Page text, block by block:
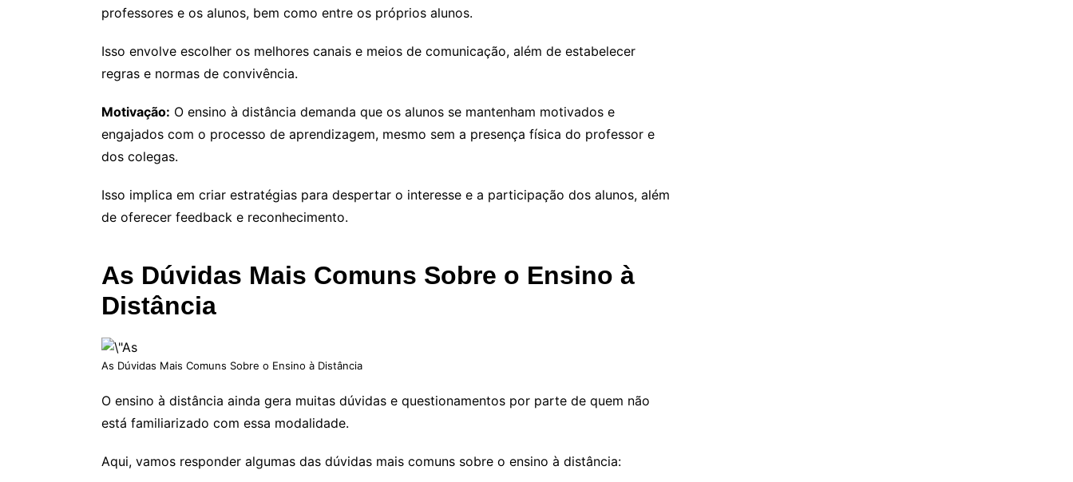
professores e os alunos, bem como entre os próprios alunos.
Isso envolve escolher os melhores canais e meios de comunicação, além de estabelecer
regras e normas de convivência.
Motivação: O ensino à distância demanda que os alunos se mantenham motivados e
engajados com o processo de aprendizagem, mesmo sem a presença física do professor e
dos colegas.
Isso implica em criar estratégias para despertar o interesse e a participação dos alunos, além
de oferecer feedback e reconhecimento.
As Dúvidas Mais Comuns Sobre o Ensino à
Distância
As Dúvidas Mais Comuns Sobre o Ensino à Distância
O ensino à distância ainda gera muitas dúvidas e questionamentos por parte de quem não
está familiarizado com essa modalidade.
Aqui, vamos responder algumas das dúvidas mais comuns sobre o ensino à distância: